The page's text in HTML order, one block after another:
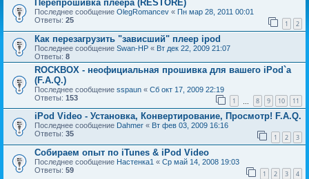
Перепрошивка плеера (RESTORE)
Последнее сообщение OlegRomancev « Пн мар 28, 2011 00:01
Ответы: 25 1 2
Как перезагрузить "зависший" плеер ipod
Последнее сообщение Swan-HP « Вт дек 22, 2009 21:07
Ответы: 8
ROCKBOX - неофициальная прошивка для вашего iPod`а
(F.A.Q.)
Последнее сообщение sspaun « Сб окт 17, 2009 22:19
Ответы: 153 1 8 9 10 11
iPod Video - Установка, Конвертирование, Просмотр! F.A.Q.
Последнее сообщение Dahmer « Вт фев 03, 2009 16:16
Ответы: 35 1 2 3
Собираем опыт по iTunes & iPod Video
Последнее сообщение Настенка1 « Ср май 14, 2008 19:03
Ответы: 59 1 2 3 4